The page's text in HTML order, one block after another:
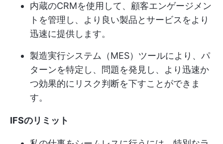
内蔵のCRMを使用して、顧客エンゲージメン
トを管理し、より良い製品とサービスをより
迅速に提供します。
製造実行システム（MES）ツールにより、パ
ターンを特定し、問題を発見し、より迅速か
つ効果的にリスク判断を下すことができま
す。
IFSのリミット